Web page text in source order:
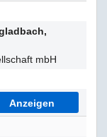
mbH
Anzeigen